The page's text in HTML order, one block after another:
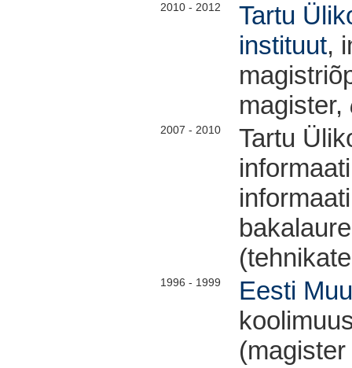
2010 - 2012
Tartu
instituut,
magister,
2007 - 2010
Tartu
1996 - 1999
Eesti